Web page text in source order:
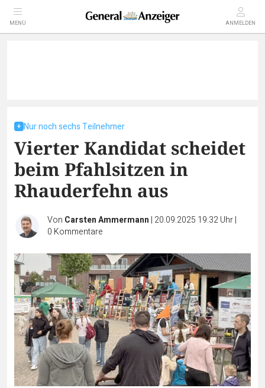
MENÜ ANMELDEN
Nur noch sechs Teilnehmer
Vierter Kandidat scheidet
beim Pfahlsitzen in
Rhauderfehn aus
Von Carsten Ammermann | 20.09.2025 19:32 Uhr|
0 Kommentare